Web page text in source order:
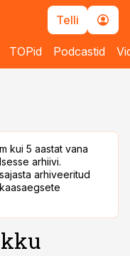
Telli
TOPid Podcastid
kui 5 aastat vana
arhiivi.
arhiveeritud